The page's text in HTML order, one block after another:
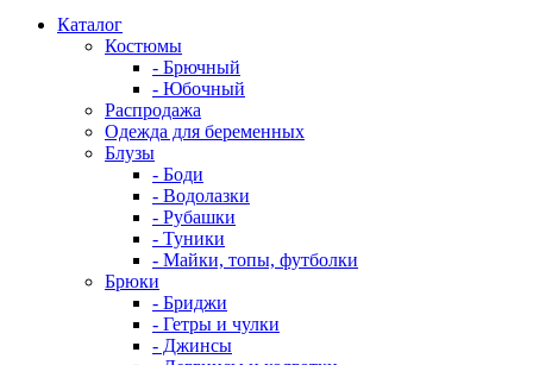
Каталог
Костюмы
- Брючный
- Юбочный
Распродажа
Одежда для беременных
Блузы
- Боди
- Водолазки
- Рубашки
- Туники
- Майки, топы, футболки
Брюки
- Бриджи
- Гетры и чулки
- Джинсы